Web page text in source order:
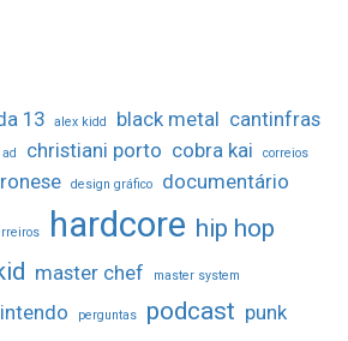
13 alex kidd black metal cantinfras
christiani porto cobra kai correios
design gráfico
documentário
hardcore hip hop
master chef master system
perguntas podcast punk